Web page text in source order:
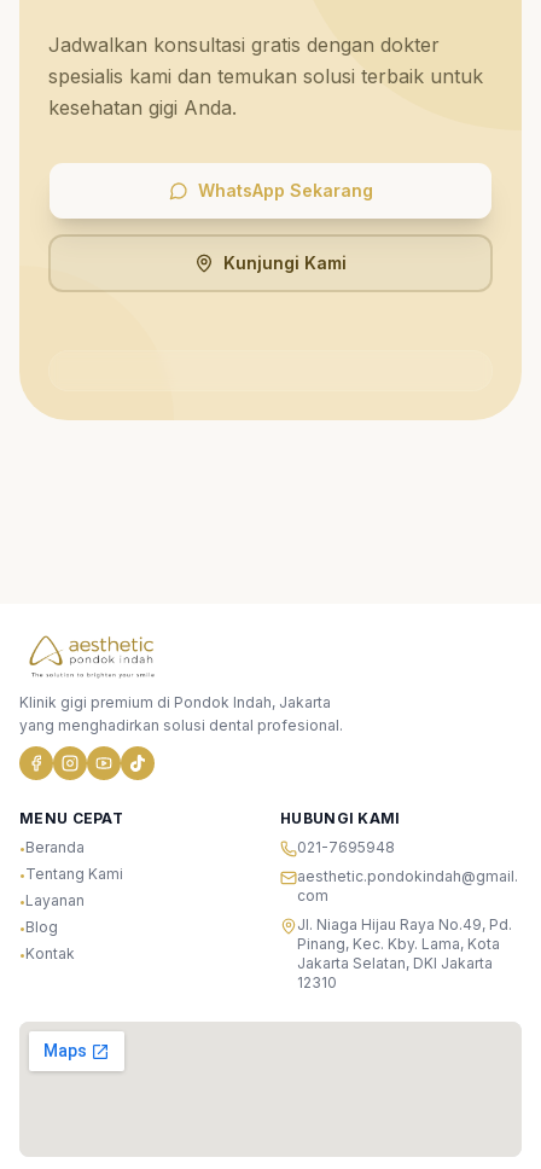
Jadwalkan konsultasi gratis dengan dokter
spesialis kami dan temukan solusi terbaik untuk
kesehatan gigi Anda.
WhatsApp Sekarang
Kunjungi Kami
Klinik gigi premium di Pondok Indah, Jakarta
yang menghadirkan solusi dental profesional.
MENU CEPAT
•Beranda
•Tentang Kami
•Layanan
•Blog
•Kontak
HUBUNGI KAMI
021-7695948
aesthetic.pondokindah@gmail.
com
Jl. Niaga Hijau Raya No.49, Pd.
Pinang, Kec. Kby. Lama, Kota
Jakarta Selatan, DKI Jakarta
12310